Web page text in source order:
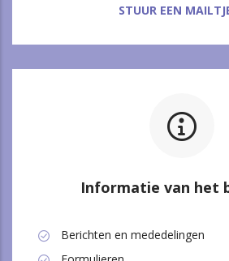
STUUR EEN
Informatie van het
Berichten en mededelingen